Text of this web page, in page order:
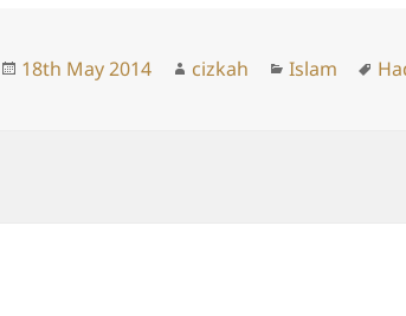
Posted
18th May 2014 Author
cizkah Categories
Islam